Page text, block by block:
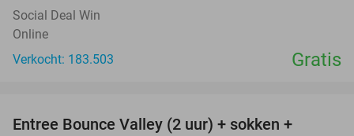
Social Deal Win
Online
Verkocht: 183.503
Gratis
Entree Bounce Valley (2 uur) + sokken +